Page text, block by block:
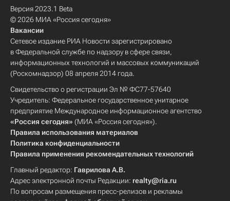
Версия 2023.1 Beta
© 2026 МИА «Россия сегодня»
Вакансии
Сетевое издание РИА Новости зарегистрировано
в Федеральной службе по надзору в сфере связи,
информационных технологий и массовых коммуникаций
(Роскомнадзор) 08 апреля 2014 года.
Свидетельство о регистрации Эл № ФС77-57640
Учредитель: Федеральное государственное унитарное
предприятие Международное информационное агентство
«Россия сегодня» (МИА «Россия сегодня»).
Правила использования материалов
Политика конфиденциальности
Правила применения рекомендательных технологий
Главный редактор: Гаврилова А.В.
Адрес электронной почты Редакции: realty@ria.ru
По вопросам размещения пресс-релизов и рекламы